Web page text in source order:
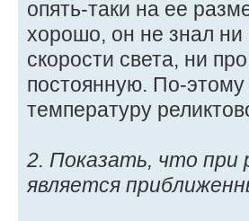
опять-таки на ее
хорошо, он не знал
скорости света, ни
постоянную. По-этому
температуру
2. Показать, что при
является